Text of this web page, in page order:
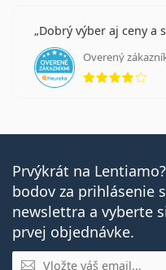
Dobrý výber aj ceny a
Overený
Prvýkrát na
bodov za prihlásenie
newslettra a vyberte
prvej objednávke.
E-mail